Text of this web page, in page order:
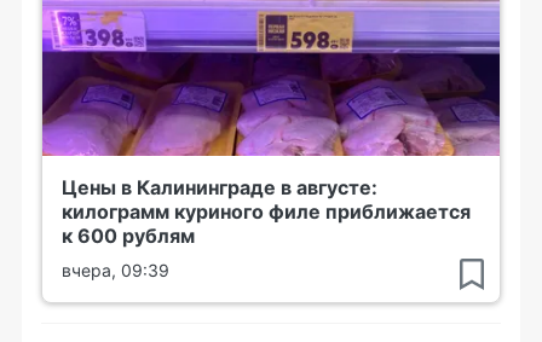
Цены в Калининграде в августе:
килограмм куриного филе приближается
к 600 рублям
вчера, 09:39